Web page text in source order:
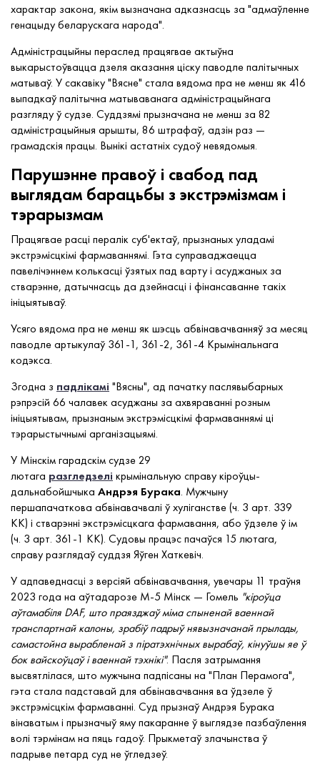
характар закона, якім вызначана адказнасць за "адмаўленне
генацыду беларускага народа".
Адміністрацыйны пераслед працягвае актыўна
выкарыстоўвацца дзеля аказання ціску паводле палітычных
матываў. У сакавіку "Вясне" стала вядома пра не менш як 416
выпадкаў палітычна матываванага адміністрацыйнага
разгляду ў судзе. Суддзямі прызначана не менш за 82
адміністрацыйныя арышты, 86 штрафаў, адзін раз —
грамадскія працы. Вынікі астатніх судоў невядомыя.
Парушэнне правоў і свабод пад
выглядам барацьбы з экстрэмізмам і
тэрарызмам
Працягвае расці пералік суб'ектаў, прызнаных уладамі
экстрэмісцкімі фармаваннямі. Гэта суправаджаецца
павелічэннем колькасці ўзятых пад варту і асуджаных за
стварэнне, датычнасць да дзейнасці і фінансаванне такіх
ініцыятываў.
Усяго вядома пра не менш як шэсць абвінавачванняў за месяц
паводле артыкулаў 361-1, 361-2, 361-4 Крымінальнага
кодэкса.
Згодна з падлікамі "Вясны", ад пачатку паслявыбарных
рэпрэсій 66 чалавек асуджаны за ахвяраванні розным
ініцыятывам, прызнаным экстрэмісцкімі фармаваннямі ці
тэрарыстычнымі арганізацыямі.
У Мінскім гарадскім судзе 29
лютага разгледзелі крымінальную справу кіроўцы-
дальнабойшчыка Андрэя Бурака. Мужчыну
першапачаткова абвінавачвалі ў хуліганстве (ч. 3 арт. 339
КК) і стварэнні экстрэмісцкага фармавання, або ўдзеле ў ім
(ч. 3 арт. 361-1 КК). Судовы працэс пачаўся 15 лютага,
справу разглядаў суддзя Яўген Хаткевіч.
У адпаведнасці з версіяй абвінавачвання, увечары 11 траўня
2023 года на аўтадарозе М-5 Мінск — Гомель "кіроўца
аўтамабіля DAF, што праязджаў міма спыненай ваеннай
транспартнай калоны, зрабіў падрыў нявызначанай прылады,
самастойна вырабленай з піратэхнічных вырабаў, кінуўшы яе ў
бок вайскоўцаў і ваеннай тэхнікі". Пасля затрымання
высвятлілася, што мужчына падпісаны на "План Перамога",
гэта стала падставай для абвінавачвання ва ўдзеле ў
экстрэмісцкім фармаванні. Суд прызнаў Андрэя Бурака
вінаватым і прызначыў яму пакаранне ў выглядзе пазбаўлення
волі тэрмінам на пяць гадоў. Прыкметаў злачынства ў
падрыве петард суд не ўгледзеў.